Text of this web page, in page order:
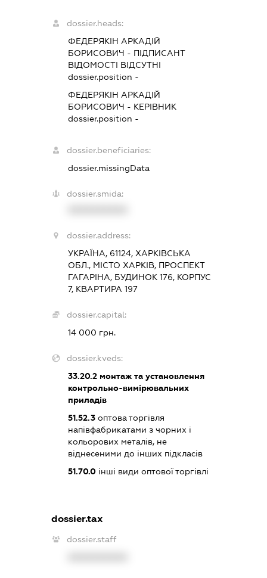
dossier.heads:
ФЕДЕРЯКІН АРКАДІЙ
БОРИСОВИЧ - ПІДПИСАНТ
ВІДОМОСТІ ВІДСУТНІ
dossier.position -
ФЕДЕРЯКІН АРКАДІЙ
БОРИСОВИЧ - КЕРІВНИК
dossier.position -
dossier.beneficiaries:
dossier.missingData
dossier.smida:
dossier.address:
УКРАЇНА, 61124, ХАРКІВСЬКА
ОБЛ., МІСТО ХАРКІВ, ПРОСПЕКТ
ГАГАРІНА, БУДИНОК 176, КОРПУС
7, КВАРТИРА 197
dossier.capital:
14 000 грн.
dossier.kveds:
33.20.2 монтаж та установлення
контрольно-вимірювальних
приладів
51.52.3 оптова торгівля
напівфабрикатами з чорних і
кольорових металів, не
віднесеними до інших підкласів
51.70.0 інші види оптової торгівлі
dossier.tax
dossier.staff